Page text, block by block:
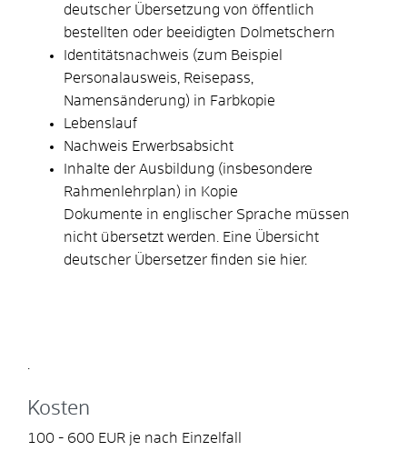
deutscher Übersetzung von öffentlich
bestellten oder beeidigten Dolmetschern
Identitätsnachweis (zum Beispiel
Personalausweis, Reisepass,
Namensänderung) in Farbkopie
Lebenslauf
Nachweis Erwerbsabsicht
Inhalte der Ausbildung (insbesondere
Rahmenlehrplan) in Kopie
Dokumente in englischer Sprache müssen
nicht übersetzt werden. Eine Übersicht
deutscher Übersetzer finden sie hier.
Kosten
100 - 600 EUR je nach Einzelfall